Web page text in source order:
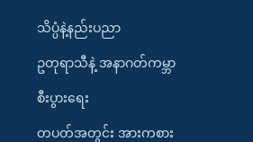
သိပ္ပံနဲ့နည်းပညာ
ဥတုရာသီနဲ့ အနာဂတ်ကမ္ဘာ
စီးပွားရေး
တပတ်အတွင်း အားကစား